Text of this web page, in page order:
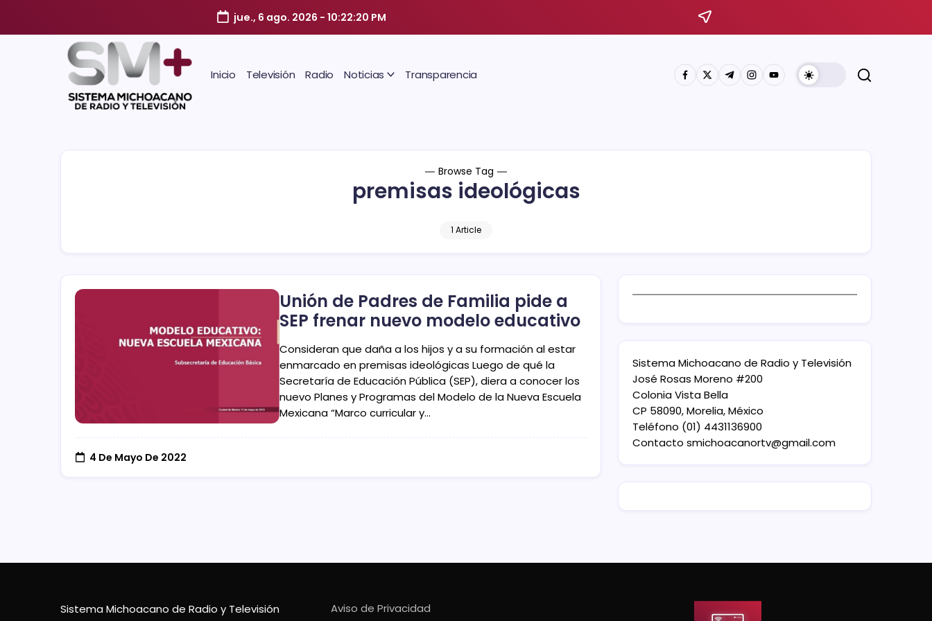
jue., 6 ago. 2026 -10:22:21 PM
Inicio Televisión Radio Noticias Transparencia
Browse Tag
premisas ideológicas
1 Article
Unión de Padres de Familia pide a
SEP frenar nuevo modelo educativo
Consideran que daña a los hijos y a su formación al estar
enmarcado en premisas ideológicas Luego de qué la
Secretaría de Educación Pública (SEP), diera a conocer los
nuevo Planes y Programas del Modelo de la Nueva Escuela
Mexicana “Marco curricular y…
4 De Mayo De 2022
Sistema Michoacano de Radio y Televisión
José Rosas Moreno #200
Colonia Vista Bella
CP 58090, Morelia, México
Teléfono (01) 4431136900
Contacto smichoacanortv@gmail.com
Sistema Michoacano de Radio y Televisión
Aviso de Privacidad